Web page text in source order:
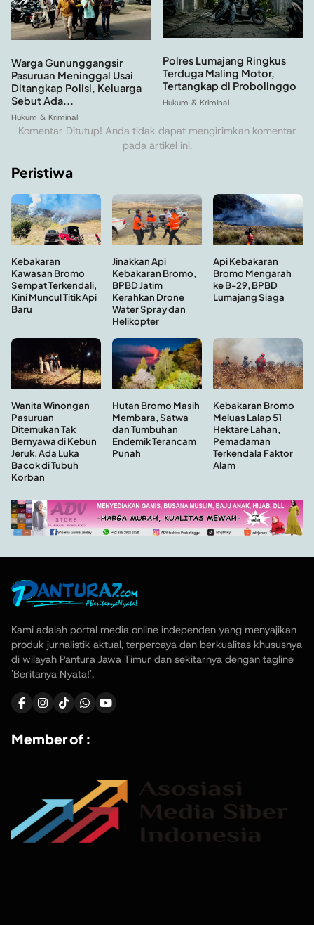
Warga Gununggangsir
Pasuruan Meninggal Usai
Ditangkap Polisi, Keluarga
Sebut Ada...
Hukum & Kriminal
Polres Lumajang Ringkus
Terduga Maling Motor,
Tertangkap di Probolinggo
Hukum & Kriminal
Komentar Ditutup! Anda tidak dapat mengirimkan komentar
pada artikel ini.
Peristiwa
Kebakaran
Kawasan Bromo
Sempat Terkendali,
Kini Muncul Titik Api
Baru
Jinakkan Api
Kebakaran Bromo,
BPBD Jatim
Kerahkan Drone
Water Spray dan
Helikopter
Api Kebakaran
Bromo Mengarah
ke B-29, BPBD
Lumajang Siaga
Wanita Winongan
Pasuruan
Ditemukan Tak
Bernyawa di Kebun
Jeruk, Ada Luka
Bacok di Tubuh
Korban
Hutan Bromo Masih
Membara, Satwa
dan Tumbuhan
Endemik Terancam
Punah
Kebakaran Bromo
Meluas Lalap 51
Hektare Lahan,
Pemadaman
Terkendala Faktor
Alam
Kami adalah portal media online independen yang menyajikan
produk jurnalistik aktual, terpercaya dan berkualitas khususnya
di wilayah Pantura Jawa Timur dan sekitarnya dengan tagline
'Beritanya Nyata!'.
Member of :